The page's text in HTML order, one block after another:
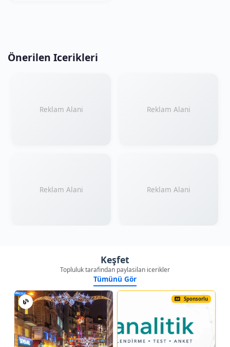
Önerilen Icerikleri
Reklam Alani Reklam Alani
Reklam Alani Reklam Alani
Keşfet
Topluluk tarafindan paylasilan icerikler
Tümünü Gör
Sponsorlu